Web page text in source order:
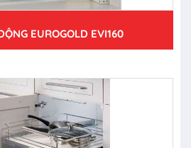
EUROGOLD EVI160